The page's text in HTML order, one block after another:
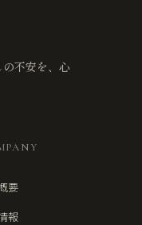
不安を、心
要
報